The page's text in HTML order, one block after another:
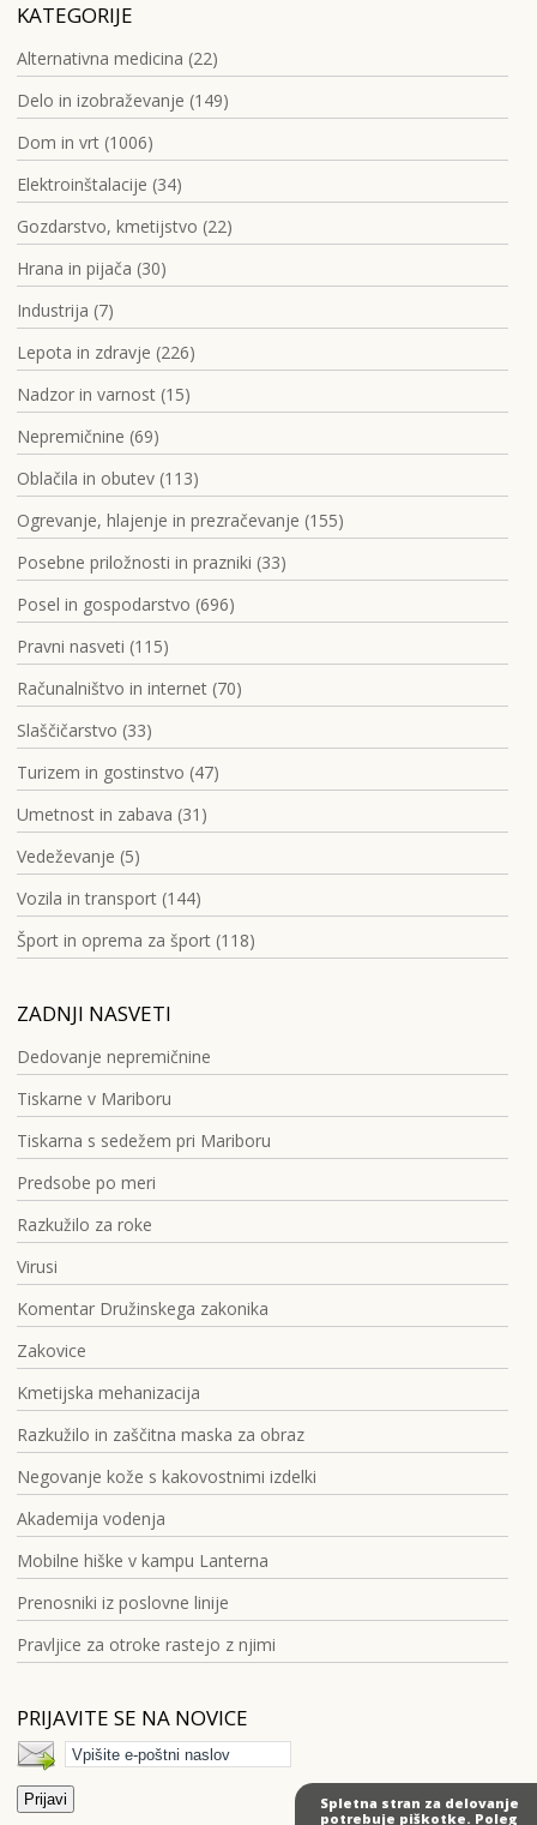
Spletna stran za delovanje
potrebuje piškotke. Poleg
KATEGORIJE
Alternativna medicina (22)
Delo in izobraževanje (149)
Dom in vrt (1006)
Elektroinštalacije (34)
Gozdarstvo, kmetijstvo (22)
Hrana in pijača (30)
Industrija (7)
Lepota in zdravje (226)
Nadzor in varnost (15)
Nepremičnine (69)
Oblačila in obutev (113)
Ogrevanje, hlajenje in prezračevanje (155)
Posebne priložnosti in prazniki (33)
Posel in gospodarstvo (696)
Pravni nasveti (115)
Računalništvo in internet (70)
Slaščičarstvo (33)
Turizem in gostinstvo (47)
Umetnost in zabava (31)
Vedeževanje (5)
Vozila in transport (144)
Šport in oprema za šport (118)
ZADNJI NASVETI
Dedovanje nepremičnine
Tiskarne v Mariboru
Tiskarna s sedežem pri Mariboru
Predsobe po meri
Razkužilo za roke
Virusi
Komentar Družinskega zakonika
Zakovice
Kmetijska mehanizacija
Razkužilo in zaščitna maska za obraz
Negovanje kože s kakovostnimi izdelki
Akademija vodenja
Mobilne hiške v kampu Lanterna
Prenosniki iz poslovne linije
Pravljice za otroke rastejo z njimi
PRIJAVITE SE NA NOVICE